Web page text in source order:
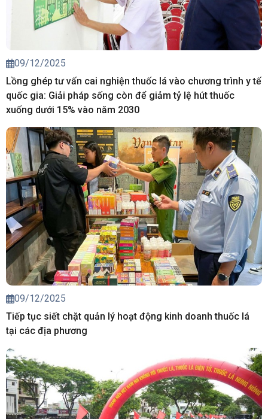
09/12/2025
Lồng ghép tư vấn cai nghiện thuốc lá vào chương trình y tế
quốc gia: Giải pháp sống còn để giảm tỷ lệ hút thuốc
xuống dưới 15% vào năm 2030
09/12/2025
Tiếp tục siết chặt quản lý hoạt động kinh doanh thuốc lá
tại các địa phương